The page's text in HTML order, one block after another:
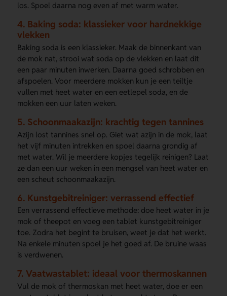
los. Spoel daarna nog even af met warm water.
4. Baking soda: klassieker voor hardnekkige
vlekken
Baking soda is een klassieker. Maak de binnenkant van
de mok nat, strooi wat soda op de vlekken en laat dit
een paar minuten inwerken. Daarna goed schrobben en
afspoelen. Voor meerdere mokken kun je een teiltje
vullen met heet water en een eetlepel soda, en de
mokken een uur laten weken.
5. Schoonmaakazijn: krachtig tegen tannines
Azijn lost tannines snel op. Giet wat azijn in de mok, laat
het vijf minuten intrekken en spoel daarna grondig af
met water. Wil je meerdere kopjes tegelijk reinigen? Laat
ze dan een uur weken in een mengsel van heet water en
een scheut schoonmaakazijn.
6. Kunstgebitreiniger: verrassend effectief
Een verrassend effectieve methode: doe heet water in je
mok of theepot en voeg een tablet kunstgebitreiniger
toe. Zodra het begint te bruisen, weet je dat het werkt.
Na enkele minuten spoel je het goed af. De bruine waas
is verdwenen.
7. Vaatwastablet: ideaal voor thermoskannen
Vul de mok of thermoskan met heet water, doe er een